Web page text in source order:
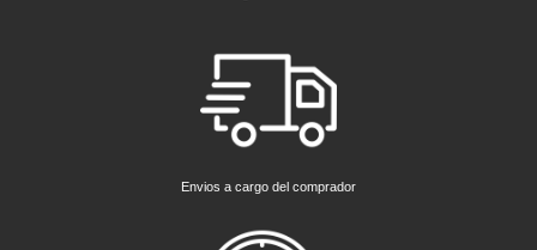
Envios a cargo del comprador